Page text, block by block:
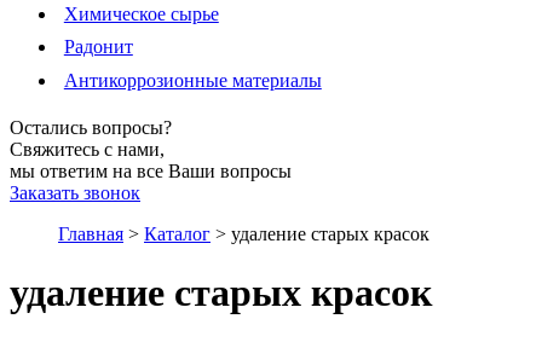
Химическое сырье
Радонит
Антикоррозионные материалы
Остались вопросы?
Свяжитесь с нами,
мы ответим на все Ваши вопросы
Заказать звонок
Главная > Каталог > удаление старых красок
удаление старых красок